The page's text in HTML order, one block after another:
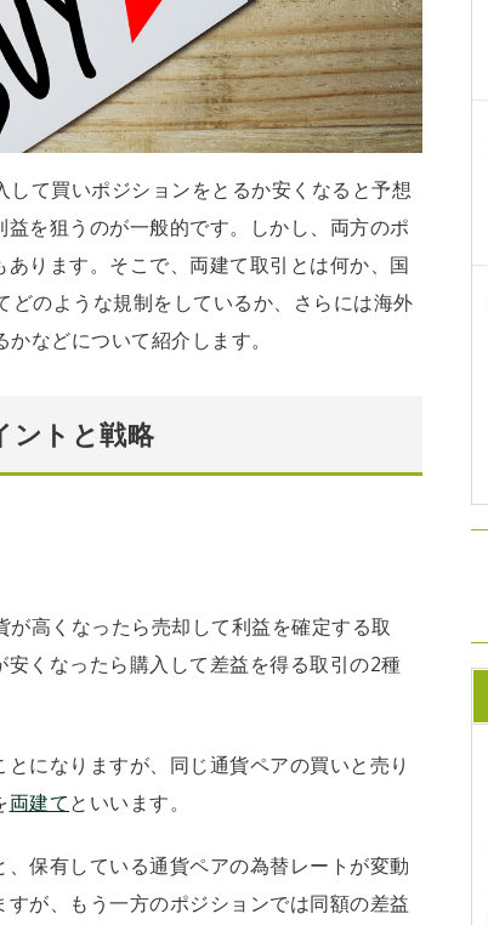
て買いポジションをとるか安くなると予想
を狙うのが一般的です。しかし、両方のポ
ります。そこで、両建て取引とは何か、国
どのような規制をしているか、さらには海外
などについて紹介します。
ントと戦略
が高くなったら売却して利益を確定する取
くなったら購入して差益を得る取引の2種
になりますが、同じ通貨ペアの買いと売り
両建てといいます。
保有している通貨ペアの為替レートが変動
が、もう一方のポジションでは同額の差益